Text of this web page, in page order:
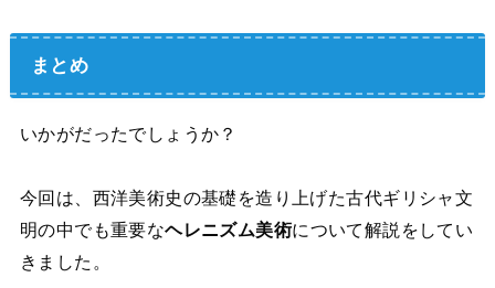
まとめ
いかがだったでしょうか？
今回は、西洋美術史の基礎を造り上げた古代ギリシャ文
明の中でも重要なヘレニズム美術について解説をしてい
きました。